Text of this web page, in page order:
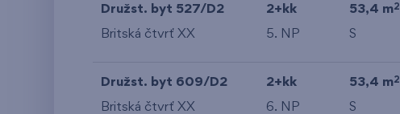
Družst. byt 527/D2 2+kk 53,4 m2
Britská čtvrť XX 5. NP S
Družst. byt 609/D2 2+kk 53,4 m2
Britská čtvrť XX 6. NP S